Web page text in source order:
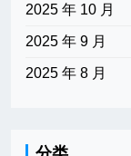
2025 年 10 月
2025 年 9 月
2025 年 8 月